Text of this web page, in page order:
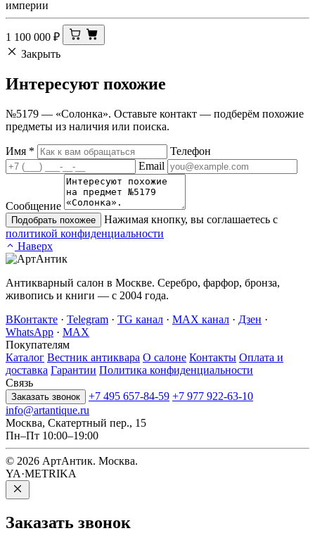
империи
1 100 000 ₽
Закрыть
Интересуют похожие
№5179 — «Солонка». Оставьте контакт — подберём похожие
предметы из наличия или поиска.
Имя *
Телефон
Email
Сообщение
Подобрать похожее
Нажимая кнопку, вы соглашаетесь с
политикой конфиденциальности
Наверх
Антикварный салон в Москве. Серебро, фарфор, бронза,
живопись и книги — с 2004 года.
ВКонтакте · Telegram · TG канал · MAX канал · Дзен ·
WhatsApp · MAX
Покупателям
Каталог Вестник антиквара О салоне Контакты Оплата и
доставка Гарантии Политика конфиденциальности
Связь
Заказать звонок +7 495 657-84-59 +7 977 922-63-10
info@artantique.ru
Москва, Скатертный пер., 15
Пн–Пт 10:00–19:00
© 2026 АртАнтик. Москва.
YA·METRIKA
Заказать звонок